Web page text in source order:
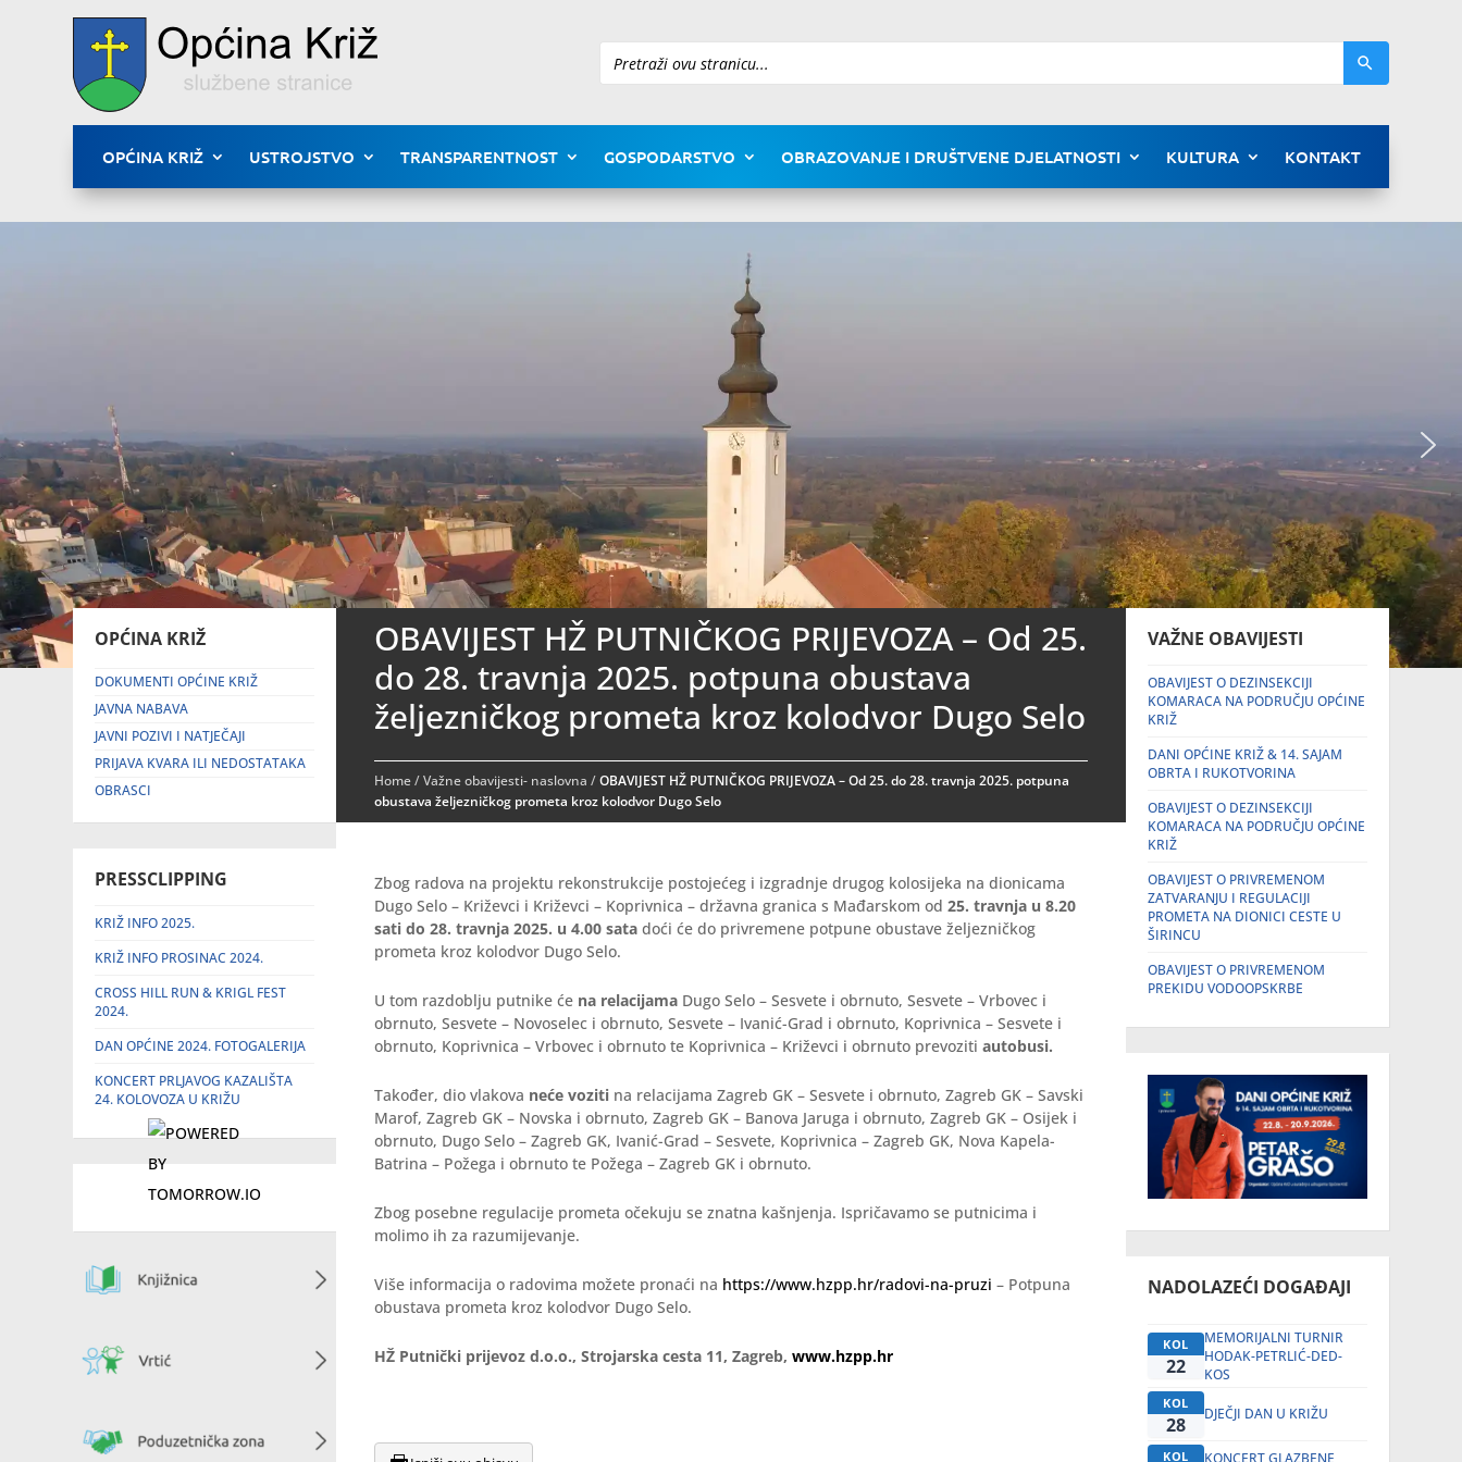
Pretraži
OPĆINA KRIŽ USTROJSTVO TRANSPARENTNOST GOSPODARSTVO OBRAZOVANJE I DRUŠTVENE DJELATNOSTI KULTURA KONTAKT
OPĆINA KRIŽ
DOKUMENTI OPĆINE KRIŽ
JAVNA NABAVA
JAVNI POZIVI I NATJEČAJI
PRIJAVA KVARA ILI NEDOSTATAKA
OBRASCI
PRESSCLIPPING
KRIŽ INFO 2025.
KRIŽ INFO PROSINAC 2024.
CROSS HILL RUN & KRIGL FEST
2024.
DAN OPĆINE 2024. FOTOGALERIJA
KONCERT PRLJAVOG KAZALIŠTA
24. KOLOVOZA U KRIŽU
OBAVIJEST HŽ PUTNIČKOG PRIJEVOZA – Od 25.
do 28. travnja 2025. potpuna obustava
željezničkog prometa kroz kolodvor Dugo Selo
Home/Važne obavijesti- naslovna /OBAVIJEST HŽ PUTNIČKOG PRIJEVOZA – Od 25. do 28. travnja 2025. potpuna
obustava željezničkog prometa kroz kolodvor Dugo Selo
Zbog radova na projektu rekonstrukcije postojećeg i izgradnje drugog kolosijeka na dionicama
Dugo Selo – Križevci i Križevci – Koprivnica – državna granica s Mađarskom od25. travnja u 8.20
sati do 28. travnja 2025. u 4.00 satadoći će do privremene potpune obustave željezničkog
prometa kroz kolodvor Dugo Selo.
U tom razdoblju putnike će na relacijama Dugo Selo – Sesvete i obrnuto, Sesvete – Vrbovec i
obrnuto, Sesvete – Novoselec i obrnuto, Sesvete – Ivanić-Grad i obrnuto, Koprivnica – Sesvete i
obrnuto, Koprivnica – Vrbovec i obrnuto te Koprivnica – Križevci i obrnuto prevozitiautobusi.
Također, dio vlakova neće voziti na relacijama Zagreb GK – Sesvete i obrnuto, Zagreb GK – Savski
Marof, Zagreb GK – Novska i obrnuto, Zagreb GK – Banova Jaruga i obrnuto, Zagreb GK – Osijek i
obrnuto, Dugo Selo – Zagreb GK, Ivanić-Grad – Sesvete, Koprivnica – Zagreb GK, Nova Kapela-
Batrina – Požega i obrnuto te Požega – Zagreb GK i obrnuto.
Zbog posebne regulacije prometa očekuju se znatna kašnjenja. Ispričavamo se putnicima i
molimo ih za razumijevanje.
Više informacija o radovima možete pronaći na https://www.hzpp.hr/radovi-na-pruzi – Potpuna
obustava prometa kroz kolodvor Dugo Selo.
HŽ Putnički prijevoz d.o.o., Strojarska cesta 11, Zagreb,www.hzpp.hr
VAŽNE OBAVIJESTI
OBAVIJEST O DEZINSEKCIJI
KOMARACA NA PODRUČJU OPĆINE
KRIŽ
DANI OPĆINE KRIŽ & 14. SAJAM
OBRTA I RUKOTVORINA
OBAVIJEST O DEZINSEKCIJI
KOMARACA NA PODRUČJU OPĆINE
KRIŽ
OBAVIJEST O PRIVREMENOM
ZATVARANJU I REGULACIJI
PROMETA NA DIONICI CESTE U
ŠIRINCU
OBAVIJEST O PRIVREMENOM
PREKIDU VODOOPSKRBE
NADOLAZEĆI DOGAĐAJI
KOL
22
MEMORIJALNI TURNIR
HODAK-PETRLIĆ-DED-
KOS
KOL
28 DJEČJI DAN U KRIŽU
KOL
KONCERT GLAZBENE